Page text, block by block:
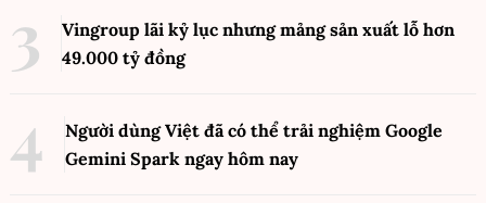
Vingroup lãi kỷ lục nhưng mảng sản xuất lỗ hơn
49.000 tỷ đồng
Người dùng Việt đã có thể trải nghiệm Google
Gemini Spark ngay hôm nay